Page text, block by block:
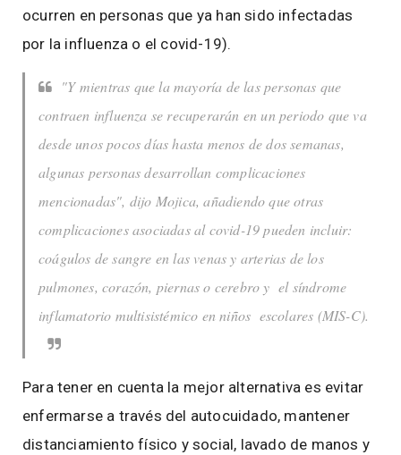
ocurren en personas que ya han sido infectadas
por la influenza o el covid-19).
"Y mientras que la mayoría de las personas que
contraen influenza se recuperarán en un periodo que va
desde unos pocos días hasta menos de dos semanas,
algunas personas desarrollan complicaciones
mencionadas", dijo Mojica, añadiendo que otras
complicaciones asociadas al covid-19 pueden incluir:
coágulos de sangre en las venas y arterias de los
pulmones, corazón, piernas o cerebro y el síndrome
inflamatorio multisistémico en niños escolares (MIS-C).
Para tener en cuenta la mejor alternativa es evitar
enfermarse a través del autocuidado, mantener
distanciamiento físico y social, lavado de manos y